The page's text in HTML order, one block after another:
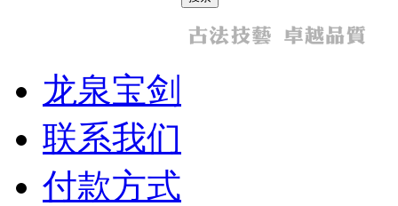
龙泉宝剑
联系我们
付款方式